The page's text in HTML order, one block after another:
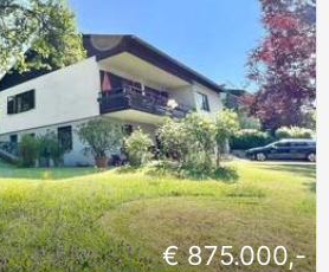
€ 875.000,-